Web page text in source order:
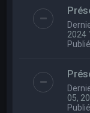
2024
05,